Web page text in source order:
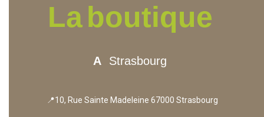
Laboutique
A Strasbourg
📍10, Rue Sainte Madeleine 67000 Strasbourg